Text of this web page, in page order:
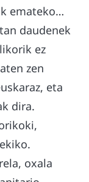
emateko…
daudenek
ez
zen
eta
dira.
oxala